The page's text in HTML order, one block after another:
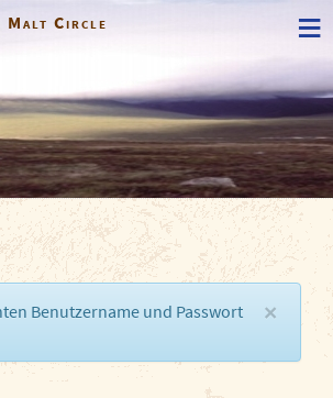
≡
Malt Circle
×
Benutzername und Passwort